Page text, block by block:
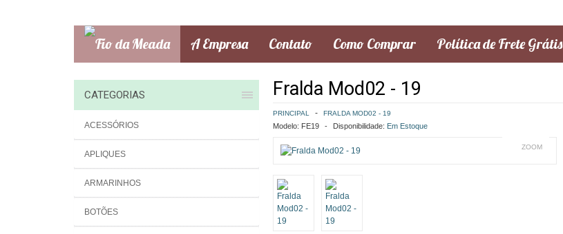
A Empresa Contato Como Comprar Política de Frete Grátis
CATEGORIAS
ACESSÓRIOS
APLIQUES
ARMARINHOS
BOTÕES
Fralda Mod02 - 19
PRINCIPAL FRALDA MOD02 - 19
Modelo: FE19 Disponibilidade: Em Estoque
ZOOM